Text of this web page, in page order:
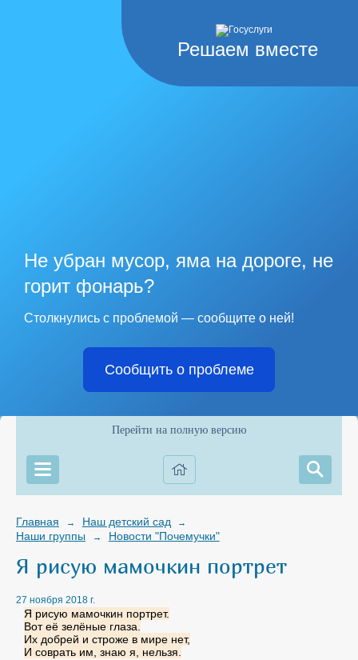
Решаем вместе
Не убран мусор, яма на дороге, не
горит фонарь?
Столкнулись с проблемой — сообщите о ней!
Сообщить о проблеме
Перейти на полную версию
Главная → Наш детский сад →
Наши группы → Новости "Почемучки"
Я рисую мамочкин портрет
27 ноября 2018 г.
Я рисую мамочкин портрет.
Вот её зелёные глаза.
Их добрей и строже в мире нет,
И соврать им, знаю я, нельзя.